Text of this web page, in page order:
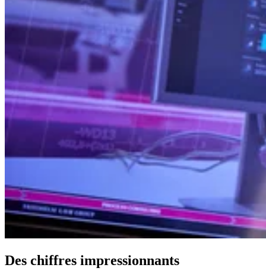
Des chiffres impressionnants